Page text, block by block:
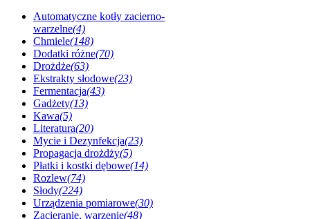
Automatyczne kotły zacierno-
warzelne(4)
Chmiele(148)
Dodatki różne(70)
Drożdże(63)
Ekstrakty słodowe(23)
Fermentacja(43)
Gadżety(13)
Kawa(5)
Literatura(20)
Mycie i Dezynfekcja(23)
Propagacja drożdży(5)
Płatki i kostki dębowe(14)
Rozlew(74)
Słody(224)
Urządzenia pomiarowe(30)
Zacieranie, warzenie(48)